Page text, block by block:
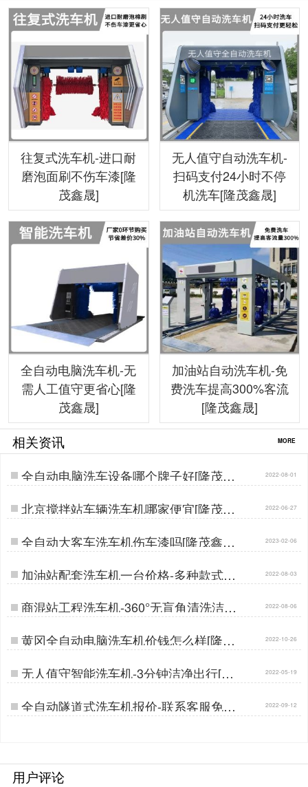
往复式洗车机-进口耐
磨泡面刷不伤车漆[隆
茂鑫晟]
无人值守自动洗车机-
扫码支付24小时不停
机洗车[隆茂鑫晟]
全自动电脑洗车机-无
需人工值守更省心[隆
茂鑫晟]
加油站自动洗车机-免
费洗车提高300%客流
[隆茂鑫晟]
相关资讯 MORE
全自动电脑洗车设备哪个牌子好[隆茂鑫
晟]…
2022-08-01
北京搅拌站车辆洗车机哪家便宜[隆茂鑫
晟]…
2022-06-27
全自动大客车洗车机伤车漆吗[隆茂鑫晟]
…
2023-02-06
加油站配套洗车机一台价格-多种款式按
需定制[隆茂鑫晟]…
2022-08-03
商混站工程洗车机-360°无盲角清洗洁净
出行[隆茂鑫晟]…
2022-08-06
黄冈全自动电脑洗车机价钱怎么样[隆茂
鑫晟]…
2022-10-26
无人值守智能洗车机-3分钟洁净出行[隆
茂鑫晟]…
2022-05-19
全自动隧道式洗车机报价-联系客服免费
报价[隆茂鑫晟]…
2022-09-12
用户评论